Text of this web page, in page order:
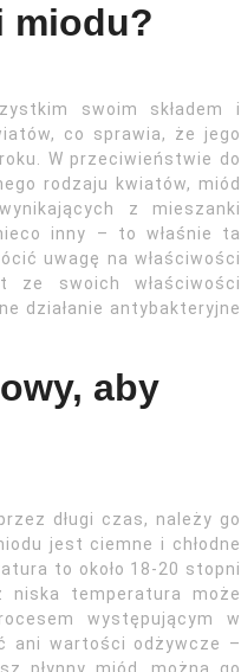
miodu?
swoim składem i
co sprawia, że jego
W przeciwieństwie do
rodzaju kwiatów, miód
z mieszanki
inny – to właśnie ta
uwagę na właściwości
ze swoich właściwości
działanie antybakteryjne
aby
długi czas, należy go
jest ciemne i chłodne
to około 18-20 stopni
niska temperatura może
występującym w
ani wartości odżywcze –